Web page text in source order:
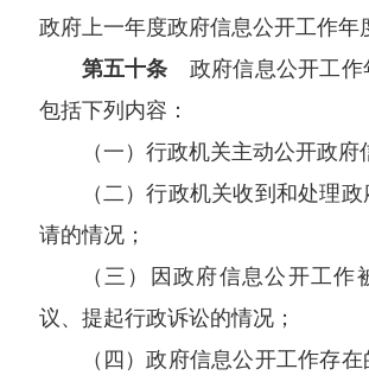
政府上一年度政府信息公开工作年
第五十条 政府信息公开工作
包括下列内容：
（一）行政机关主动公开政府
（二）行政机关收到和处理
请的情况；
（三）因政府信息公开工作
议、提起行政诉讼的情况；
（四）政府信息公开工作存